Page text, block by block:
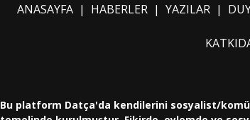
ANASAYFA| HABERLER| YAZILAR|
Bu platform Datça'da kendilerini sosyalist/